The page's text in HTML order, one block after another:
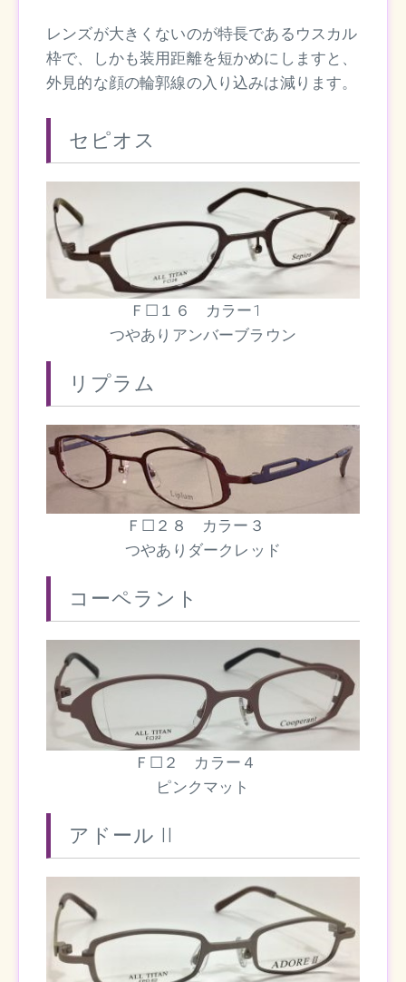
レンズが大きくないのが特長であるウスカル
枠で、しかも装用距離を短かめにしますと、
外見的な顔の輪郭線の入り込みは減ります。
セピオス
Ｆ☐１６ カラー1
つやありアンバーブラウン
リプラム
Ｆ☐２８ カラー３
つやありダークレッド
コーペラント
Ｆ☐２ カラー４
ピンクマット
アドール II